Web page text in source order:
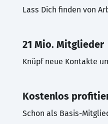
Lass Dich finden von
21 Mio. Mitglieder
Knüpf neue Kontakte
Kostenlos
Schon als Basis-